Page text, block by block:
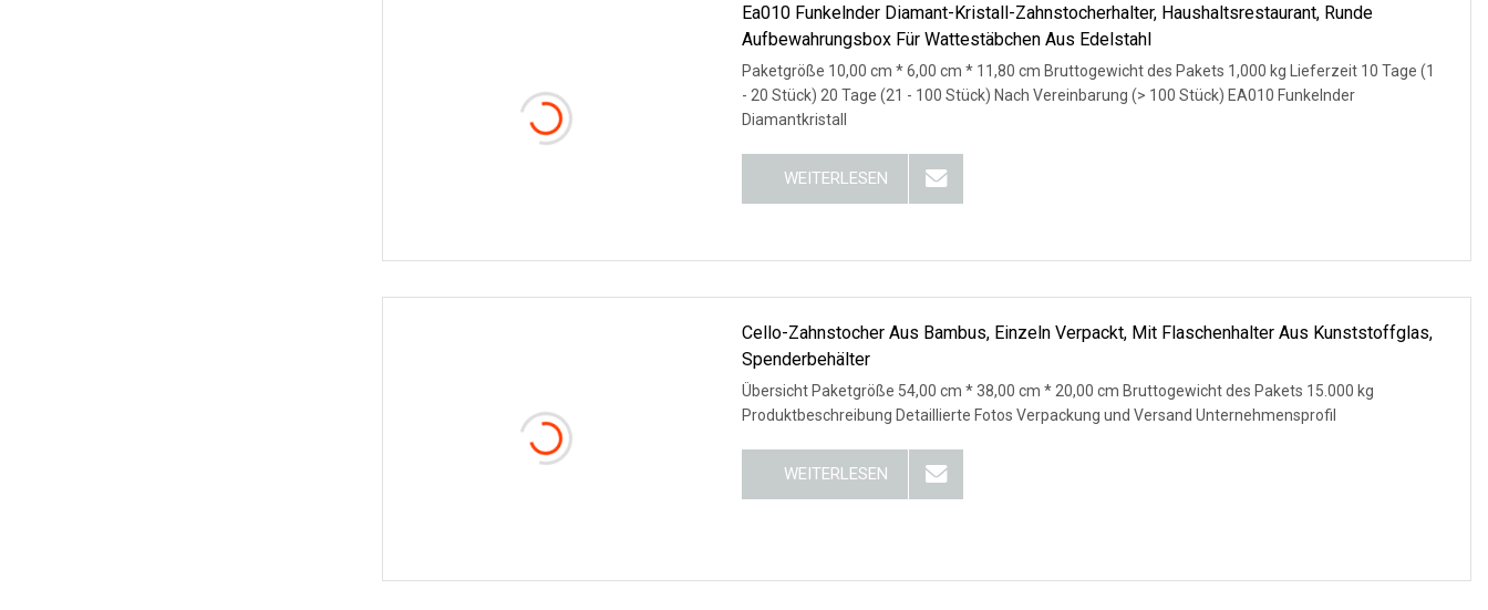
Ea010 Funkelnder Diamant-Kristall-Zahnstocherhalter, Haushaltsrestaurant, Runde
Aufbewahrungsbox Für Wattestäbchen Aus Edelstahl
Paketgröße 10,00 cm * 6,00 cm * 11,80 cm Bruttogewicht des Pakets 1,000 kg Lieferzeit 10 Tage (1
- 20 Stück) 20 Tage (21 - 100 Stück) Nach Vereinbarung (> 100 Stück) EA010 Funkelnder
Diamantkristall
WEITERLESEN
Cello-Zahnstocher Aus Bambus, Einzeln Verpackt, Mit Flaschenhalter Aus Kunststoffglas,
Spenderbehälter
Übersicht Paketgröße 54,00 cm * 38,00 cm * 20,00 cm Bruttogewicht des Pakets 15.000 kg
Produktbeschreibung Detaillierte Fotos Verpackung und Versand Unternehmensprofil
WEITERLESEN